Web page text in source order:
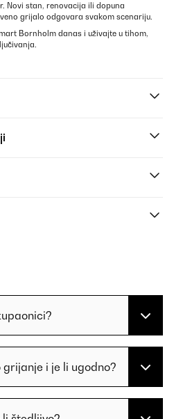
Novi stan, renovacija ili dopuna
grijalo odgovara svakom scenariju.
Bornholm danas i uživajte u tihom,
i je li ugodno?